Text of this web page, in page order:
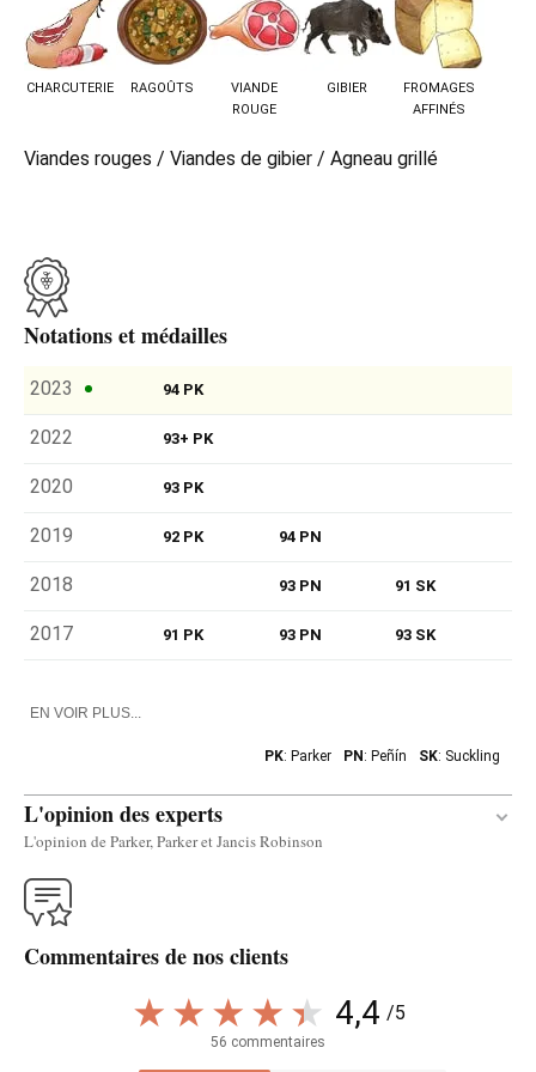
CHARCUTERIE RAGOÛTS
VIANDE
ROUGE
GIBIER
FROMAGES
AFFINÉS
Viandes rouges / Viandes de gibier / Agneau grillé
Notations et médailles
2023 94 PK
2022 93+ PK
2020 93 PK
2019 92 PK 94 PN
2018 93 PN 91 SK
2017 91 PK 93 PN 93 SK
EN VOIR PLUS...
PK: Parker PN: Peñín SK: Suckling
L'opinion des experts
L'opinion de Parker, Parker et Jancis Robinson
Traduire
wines have a little less alcohol and ripeness but
not as much as in Rioja. In fact, Marcos Eguren told
Commentaires de nos clients
4,4 /5
56 commentaires